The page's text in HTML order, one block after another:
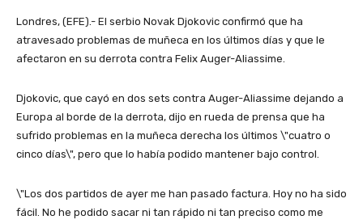
Londres, (EFE).- El serbio Novak Djokovic confirmó que ha
atravesado problemas de muñeca en los últimos días y que le
afectaron en su derrota contra Felix Auger-Aliassime.
Djokovic, que cayó en dos sets contra Auger-Aliassime dejando a
Europa al borde de la derrota, dijo en rueda de prensa que ha
sufrido problemas en la muñeca derecha los últimos \"cuatro o
cinco días\", pero que lo había podido mantener bajo control.
\"Los dos partidos de ayer me han pasado factura. Hoy no ha sido
fácil. No he podido sacar ni tan rápido ni tan preciso como me